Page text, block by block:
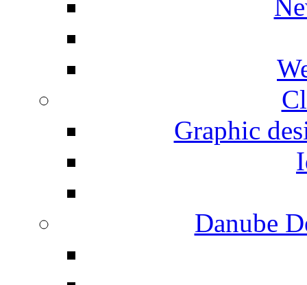
Graphic
Danube